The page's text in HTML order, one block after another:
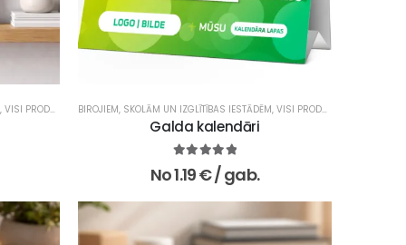
, VISI PRODUKTI BIROJIEM, SKOLĀM UN IZGLĪTĪBAS IESTĀDĒM, VISI PRODUKTI
Galda kalendāri
5.00 no 5
No1.19€/ gab.